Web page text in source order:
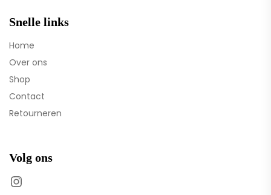
Snelle links
Home
Over ons
Shop
Contact
Retourneren
Volg ons
Instagram